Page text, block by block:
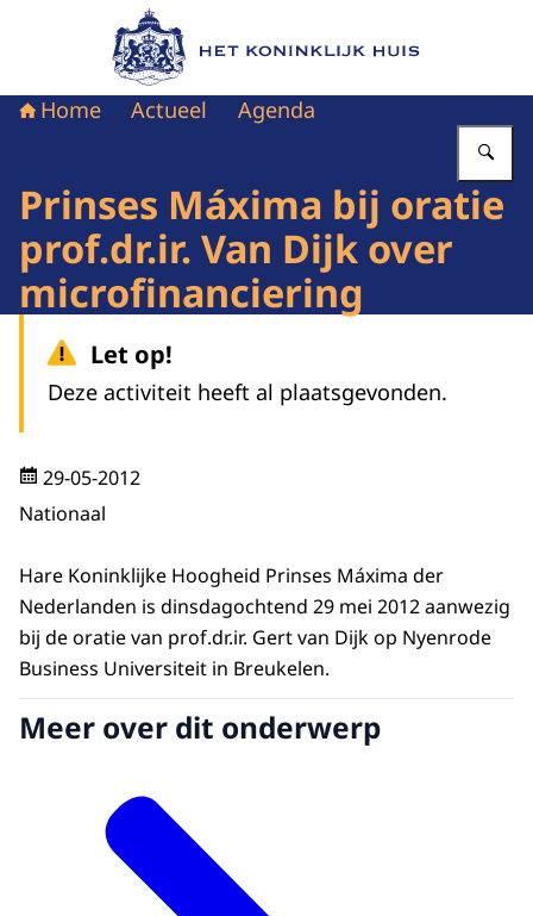
Naar de homepage van Het Koninklijk Huis
Home Actueel Agenda
Prinses Máxima bij oratie
prof.dr.ir. Van Dijk over
microfinanciering
Let op!
Deze activiteit heeft al plaatsgevonden.
29-05-2012
Nationaal
Hare Koninklijke Hoogheid Prinses Máxima der
Nederlanden is dinsdagochtend 29 mei 2012 aanwezig
bij de oratie van prof.dr.ir. Gert van Dijk op Nyenrode
Business Universiteit in Breukelen.
Meer over dit onderwerp